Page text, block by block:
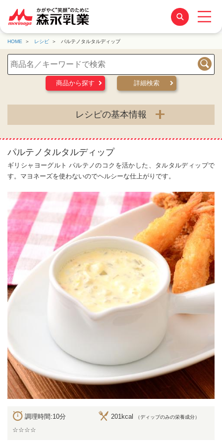
HOME レシピ パルテノタルタルディップ
検索
商品から探す
詳細検索
レシピの基本情報
パルテノタルタルディップ
ギリシャヨーグルト パルテノのコクを活かした、タルタルディップで
す。マヨネーズを使わないのでヘルシーな仕上がりです。
調理時間:10分 201kcal （ディップのみの栄養成分）
☆☆☆☆